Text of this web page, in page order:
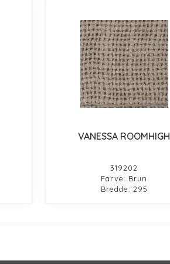
VANESSA ROOMHIGH
319202
Farve: Brun
Bredde: 295